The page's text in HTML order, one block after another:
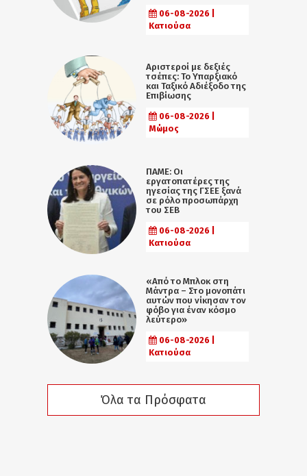
06-08-2026 |
Κατιούσα
Αριστεροί με δεξιές
τσέπες: Το Υπαρξιακό
και Ταξικό Αδιέξοδο της
Επιβίωσης
06-08-2026 |
Μώμος
ΠΑΜΕ: Οι
εργατοπατέρες της
ηγεσίας της ΓΣΕΕ ξανά
σε ρόλο προσωπάρχη
του ΣΕΒ
06-08-2026 |
Κατιούσα
«Από το Μπλοκ στη
Μάντρα – Στο μονοπάτι
αυτών που νίκησαν τον
φόβο για έναν κόσμο
λεύτερο»
06-08-2026 |
Κατιούσα
Όλα τα Πρόσφατα